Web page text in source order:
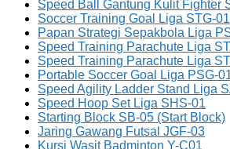
Speed Ball Gantung Kulit Fighter
Soccer Training Goal Liga STG-01
Papan Strategi Sepakbola Liga
Speed Training Parachute Liga
Speed Training Parachute Liga
Portable Soccer Goal Liga PSG-
Speed Agility Ladder Stand Liga
Speed Hoop Set Liga SHS-01
Starting Block SB-05 (Start Block)
Jaring Gawang Futsal JGF-03
Kursi Wasit Badminton Y-C01